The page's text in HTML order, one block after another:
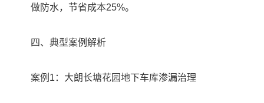
做防水，节省成本25%。
四、典型案例解析
案例1：大朗长塘花园地下车库渗漏治理